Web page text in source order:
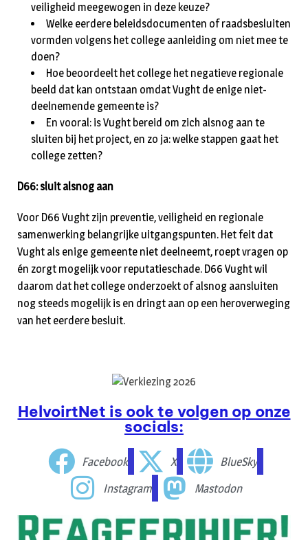
veiligheid meegewogen in deze keuze?
Welke eerdere beleidsdocumenten of raadsbesluiten
vormden volgens het college aanleiding om niet mee te
doen?
Hoe beoordeelt het college het negatieve regionale
beeld dat kan ontstaan omdat Vught de enige niet-
deelnemende gemeente is?
En vooral: is Vught bereid om zich alsnog aan te
sluiten bij het project, en zo ja: welke stappen gaat het
college zetten?
D66: sluit alsnog aan
Voor D66 Vught zijn preventie, veiligheid en regionale
samenwerking belangrijke uitgangspunten. Het feit dat
Vught als enige gemeente niet deelneemt, roept vragen op
én zorgt mogelijk voor reputatieschade. D66 Vught wil
daarom dat het college onderzoekt of alsnog aansluiten
nog steeds mogelijk is en dringt aan op een heroverweging
van het eerdere besluit.
HelvoirtNet is ook te volgen op onze
socials:
Facebook X
BlueSky
Instagram
Mastodon